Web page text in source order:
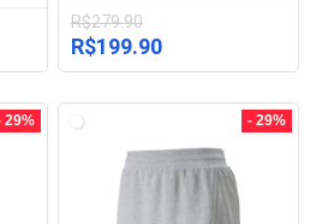
R$279.90
O
preço
era:
R$199.90O
preço
R$199.90.
29% - 29%